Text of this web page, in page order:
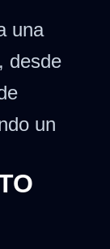
una
desde
un